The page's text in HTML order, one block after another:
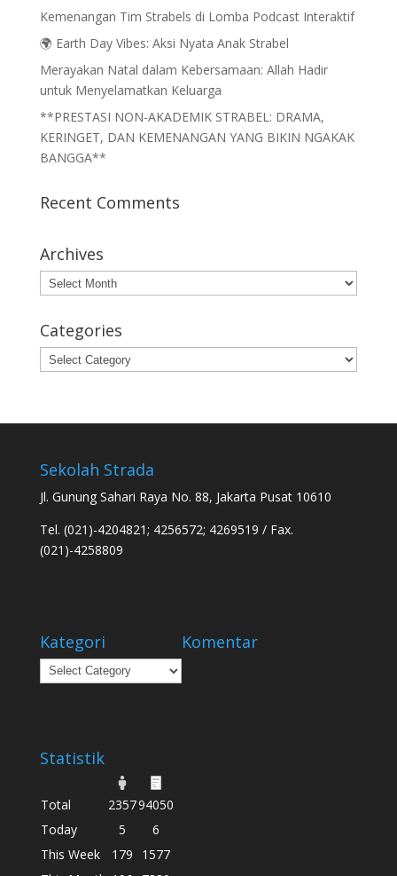
Kemenangan Tim Strabels di Lomba Podcast Interaktif
🌍 Earth Day Vibes: Aksi Nyata Anak Strabel
Merayakan Natal dalam Kebersamaan: Allah Hadir
untuk Menyelamatkan Keluarga
**PRESTASI NON-AKADEMIK STRABEL: DRAMA,
KERINGET, DAN KEMENANGAN YANG BIKIN NGAKAK
BANGGA**
Recent Comments
Archives
Archives
Categories
Categories
Sekolah Strada
Jl. Gunung Sahari Raya No. 88, Jakarta Pusat 10610
Tel. (021)-4204821; 4256572; 4269519 / Fax.
(021)-4258809
Kategori
Kategori
Komentar
Statistik
Total 235794050
Today
5
6
This Week
179
1577